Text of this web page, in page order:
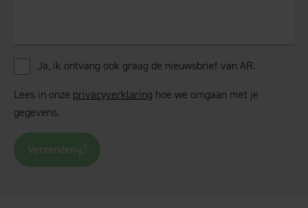
Ja, ik ontvang ook graag de nieuwsbrief van AR.
Lees in onze privacyverklaring hoe we omgaan met je
gegevens.
Verzenden